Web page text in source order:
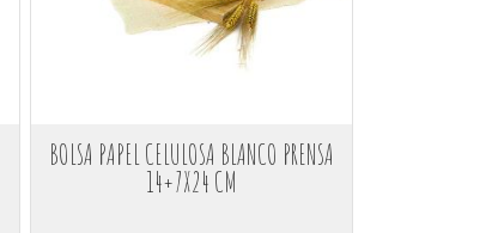
BOLSA PAPEL CELULOSA BLANCO PRENSA
14+7X24 CM